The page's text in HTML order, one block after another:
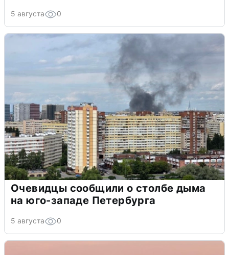
5 августа 0
Очевидцы сообщили о столбе дыма
на юго-западе Петербурга
5 августа 0